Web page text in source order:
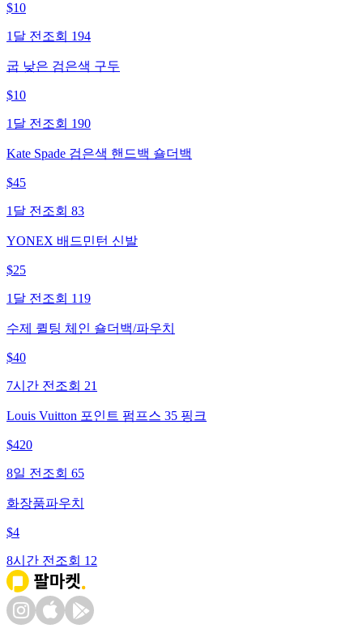
$10
1달 전 조회 194
굽 낮은 검은색 구두
$10
1달 전 조회 190
Kate Spade 검은색 핸드백 숄더백
$45
1달 전 조회 83
YONEX 배드민턴 신발
$25
1달 전 조회 119
수제 퀼팅 체인 숄더백/파우치
$40
7시간 전 조회 21
Louis Vuitton 포인트 펌프스 35 핑크
$420
8일 전 조회 65
화장품파우치
$4
8시간 전 조회 12